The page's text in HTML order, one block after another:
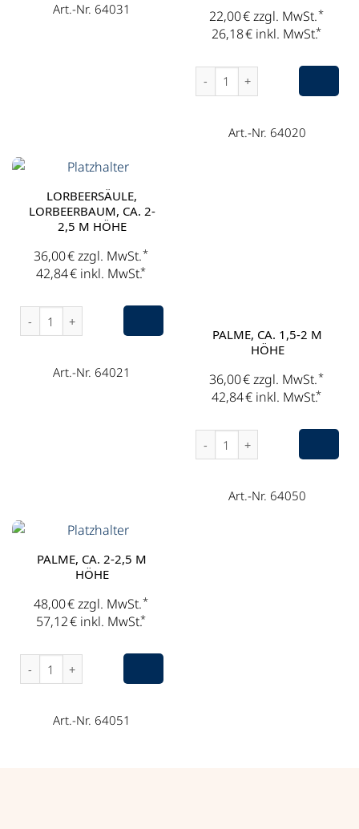
Art.-Nr. 64031 22,00€zzgl. MwSt.*
26,18€inkl. MwSt.*
Lorbeersäule, Lorbeerbaum,
Art.-Nr. 64020
LORBEERSÄULE,
LORBEERBAUM, CA. 2-
2,5 M HÖHE
36,00€zzgl. MwSt.*
42,84€inkl. MwSt.*
Lorbeersäule, Lorbeerbaum, ca. 2-2,5 m Höhe Menge
Art.-Nr. 64021
PALME, CA. 1,5-2 M
HÖHE
36,00€zzgl. MwSt.*
42,84€inkl. MwSt.*
Palme, ca. 1,5-2 m Höhe
Art.-Nr. 64050
PALME, CA. 2-2,5 M
HÖHE
48,00€zzgl. MwSt.*
57,12€inkl. MwSt.*
Palme, ca. 2-2,5 m Höhe Menge
Art.-Nr. 64051